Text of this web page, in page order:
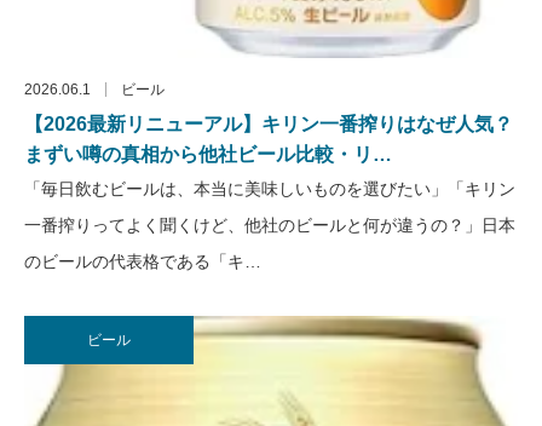
2026.06.1 ビール
【2026最新リニューアル】キリン一番搾りはなぜ人気？
まずい噂の真相から他社ビール比較・リ…
「毎日飲むビールは、本当に美味しいものを選びたい」「キリン
一番搾りってよく聞くけど、他社のビールと何が違うの？」日本
のビールの代表格である「キ…
ビール